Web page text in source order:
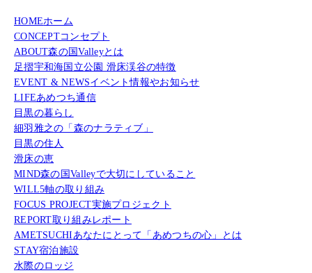
HOMEホーム
CONCEPTコンセプト
ABOUT森の国Valleyとは
足摺宇和海国立公園 滑床渓谷の特徴
EVENT & NEWSイベント情報やお知らせ
LIFEあめつち通信
目黒の暮らし
細羽雅之の「森のナラティブ」
目黒の住人
滑床の恵
MIND森の国Valleyで大切にしていること
WILL5軸の取り組み
FOCUS PROJECT実施プロジェクト
REPORT取り組みレポート
AMETSUCHIあなたにとって「あめつちの心」とは
STAY宿泊施設
水際のロッジ